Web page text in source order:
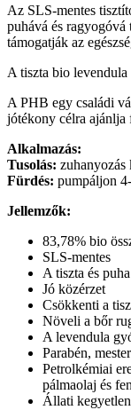
Az SLS-mentes
puhává és
támogatják az
A tiszta bio levendula
A PHB egy családi
jótékony célra ajánlja
Alkalmazás:
Tusolás: zuhanyozás
Fürdés: pumpáljon
Jellemzők:
83,78% bio
SLS-mentes
A tiszta és
Jó közérzet
Csökkenti a
Növeli a bőr
A levendula
Parabén,
Petrolkémiai
pálmaolaj és
Állati